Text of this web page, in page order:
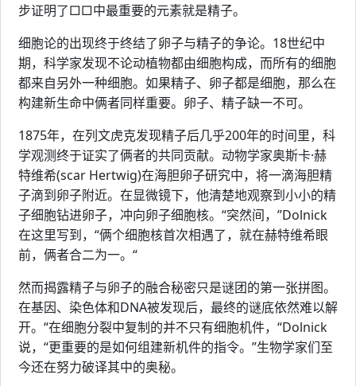
步证明了□□中最重要的元素就是精子。
细胞论的出现终于终结了卵子与精子的争论。18世纪中
期，科学家发现不论动植物都由细胞构成，而所有的细胞
都来自另外一种细胞。如果精子、卵子都是细胞，那么在
构建新生命中俩者同样重要。卵子、精子缺一不可。
1875年，在列文虎克发现精子后几乎200年的时间里，科
学观测终于证实了俩者的共同贡献。动物学家奥斯卡·赫
特维希(scar Hertwig)在海胆卵子研究中，将一滴海胆精
子滴到卵子附近。在显微镜下，他清楚地观察到小小的精
子细胞钻进卵子，冲向卵子细胞核。“突然间，”Dolnick
在这里写到，“俩个细胞核首次相遇了，就在赫特维希眼
前，俩者合二为一。“
然而揭露精子与卵子的融合秘密只是谜团的第一张拼图。
在基因、染色体和DNA被发现后，最终的谜底依然难以解
开。“在细胞分裂中复制的并不只有细胞机件，“Dolnick
说，“更重要的是如何组建新机件的指令。”生物学家们至
今还在努力破译其中的奥秘。